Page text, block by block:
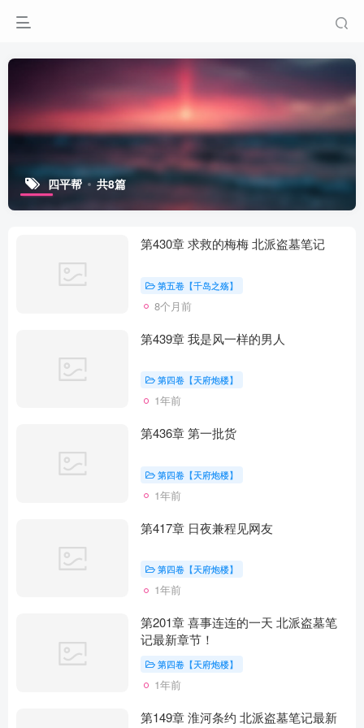
四平帮 共8篇
第430章 求救的梅梅 北派盗墓笔记
第五卷【千岛之殇】
8个月前
第439章 我是风一样的男人
第四卷【天府炮楼】
1年前
第436章 第一批货
第四卷【天府炮楼】
1年前
第417章 日夜兼程见网友
第四卷【天府炮楼】
1年前
第201章 喜事连连的一天 北派盗墓笔
记最新章节！
第四卷【天府炮楼】
1年前
第149章 淮河条约 北派盗墓笔记最新